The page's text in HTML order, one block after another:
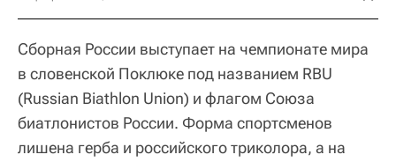
Сборная России выступает на чемпионате мира
в словенской Поклюке под названием RBU
(Russian Biathlon Union) и флагом Союза
биатлонистов России. Форма спортсменов
лишена герба и российского триколора, а на